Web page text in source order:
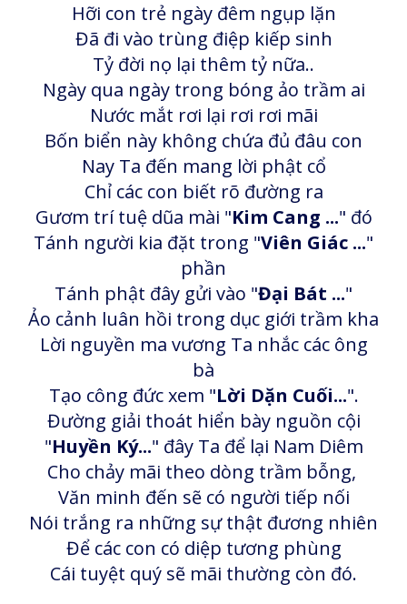
Hỡi con trẻ ngày đêm ngụp lặn
Đã đi vào trùng điệp kiếp sinh
Tỷ đời nọ lại thêm tỷ nữa..
Ngày qua ngày trong bóng ảo trầm ai
Nước mắt rơi lại rơi rơi mãi
Bốn biển này không chứa đủ đâu con
Nay Ta đến mang lời phật cổ
Chỉ các con biết rõ đường ra
Gươm trí tuệ dũa mài "Kim Cang ..." đó
Tánh người kia đặt trong "Viên Giác ..."
phần
Tánh phật đây gửi vào "Đại Bát ..."
Ảo cảnh luân hồi trong dục giới trầm kha
Lời nguyền ma vương Ta nhắc các ông
bà
Tạo công đức xem "Lời Dặn Cuối...".
Đường giải thoát hiển bày nguồn cội
"Huyền Ký..." đây Ta để lại Nam Diêm
Cho chảy mãi theo dòng trầm bỗng,
Văn minh đến sẽ có người tiếp nối
Nói trắng ra những sự thật đương nhiên
Để các con có diệp tương phùng
Cái tuyệt quý sẽ mãi thường còn đó.